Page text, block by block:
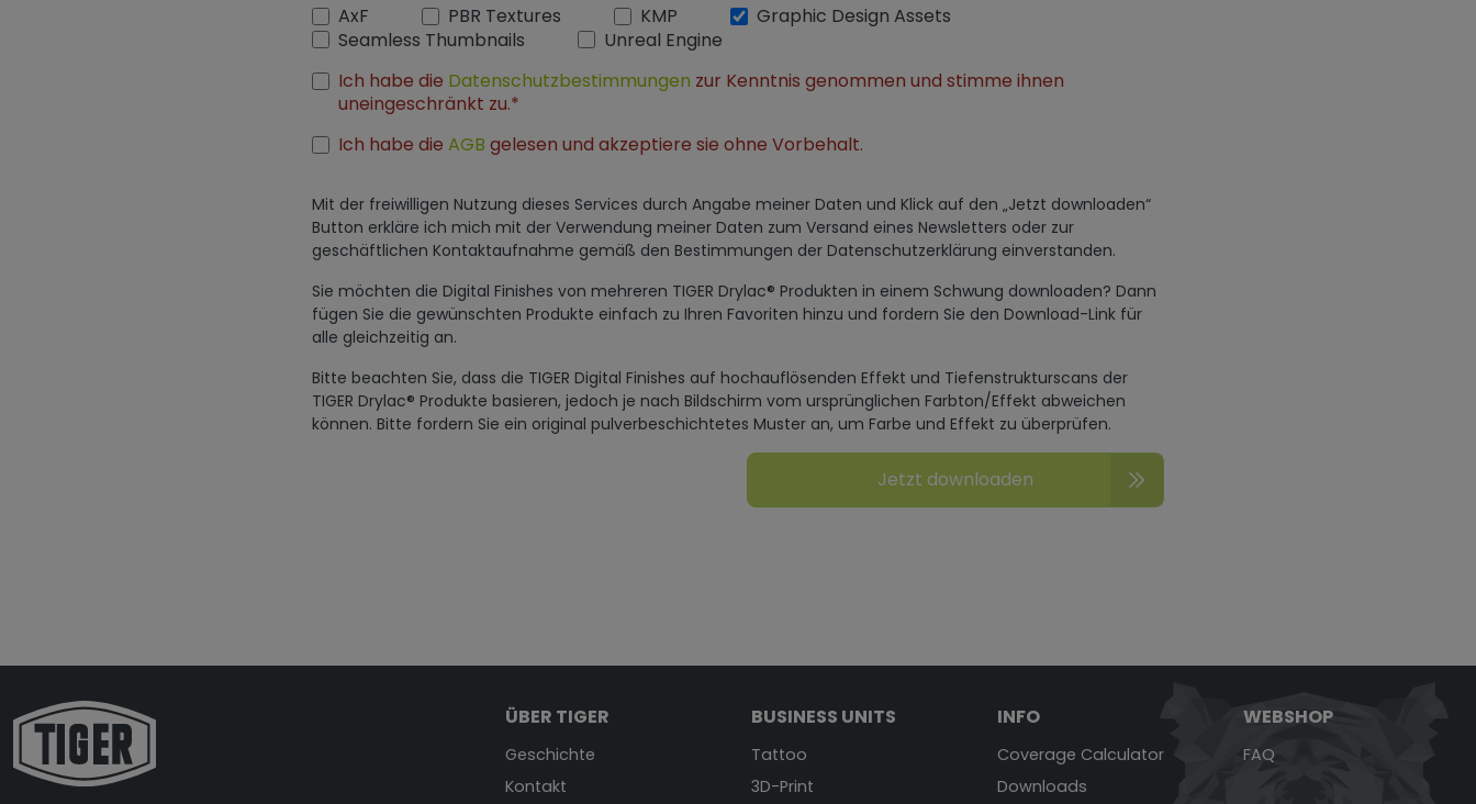
AxF
PBR Textures KMP
Graphic Design Assets
Seamless Thumbnails
Unreal Engine
Ich habe die Datenschutzbestimmungen zur Kenntnis genommen und stimme ihnen
uneingeschränkt zu.*
Ich habe die AGB gelesen und akzeptiere sie ohne Vorbehalt.
Mit der freiwilligen Nutzung dieses Services durch Angabe meiner Daten und Klick auf den „Jetzt downloaden“
Button erkläre ich mich mit der Verwendung meiner Daten zum Versand eines Newsletters oder zur
geschäftlichen Kontaktaufnahme gemäß den Bestimmungen der Datenschutzerklärung einverstanden.
Sie möchten die Digital Finishes von mehreren TIGER Drylac® Produkten in einem Schwung downloaden? Dann
fügen Sie die gewünschten Produkte einfach zu Ihren Favoriten hinzu und fordern Sie den Download-Link für
alle gleichzeitig an.
Bitte beachten Sie, dass die TIGER Digital Finishes auf hochauflösenden Effekt und Tiefenstrukturscans der
TIGER Drylac® Produkte basieren, jedoch je nach Bildschirm vom ursprünglichen Farbton/Effekt abweichen
können. Bitte fordern Sie ein original pulverbeschichtetes Muster an, um Farbe und Effekt zu überprüfen.
Jetzt downloaden
ÜBER TIGER
Geschichte
Kontakt
BUSINESS UNITS
Tattoo
3D-Print
INFO
Coverage Calculator
Downloads
WEBSHOP
FAQ